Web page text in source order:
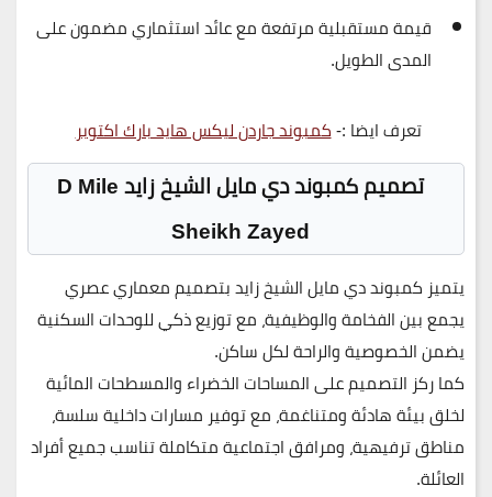
قيمة مستقبلية مرتفعة مع عائد استثماري مضمون على
المدى الطويل.
تعرف ايضا :-كمبوند جاردن ليكس هايد بارك اكتوبر
تصميم كمبوند دي مايل الشيخ زايد D Mile
Sheikh Zayed
يتميز كمبوند دي مايل الشيخ زايدبتصميم معماري عصري
يجمع بينالفخامة والوظيفية، مع توزيع ذكي للوحدات السكنية
يضمنالخصوصية والراحة لكل ساكن.
كما ركز التصميم علىالمساحات الخضراء والمسطحات المائية
لخلق بيئة هادئة ومتناغمة، مع توفير مسارات داخلية سلسة،
مناطق ترفيهية، ومرافق اجتماعية متكاملة تناسب جميع أفراد
العائلة.